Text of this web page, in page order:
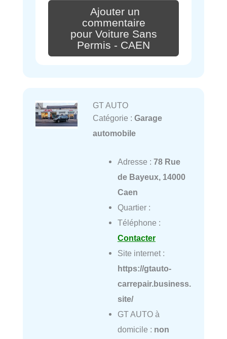
Ajouter un
commentaire
pour Voiture Sans
Permis - CAEN
GT AUTO
Catégorie : Garage
automobile
Adresse : 78 Rue
de Bayeux, 14000
Caen
Quartier :
Téléphone :
Contacter
Site internet :
https://gtauto-
carrepair.business.
site/
GT AUTO à
domicile : non